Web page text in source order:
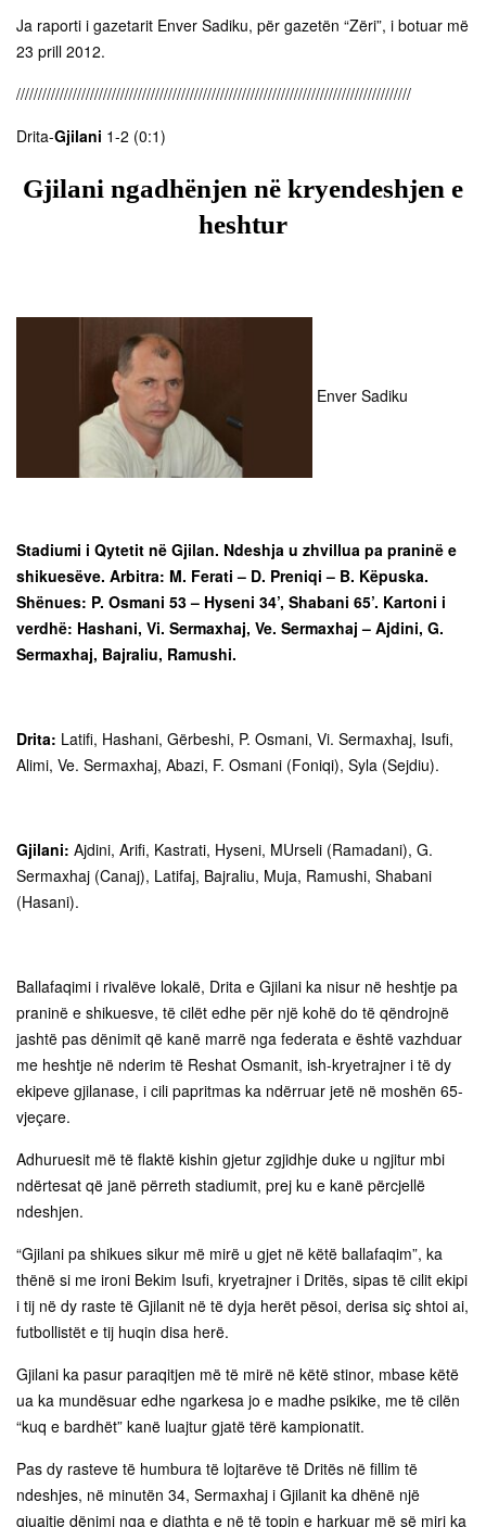
Ja raporti i gazetarit Enver Sadiku, për gazetën “Zëri”, i botuar më
23 prill 2012.
///////////////////////////////////////////////////////////////////////////////////////////
Drita-Gjilani 1-2 (0:1)
Gjilani ngadhënjen në kryendeshjen e
heshtur
Enver Sadiku
Stadiumi i Qytetit në Gjilan. Ndeshja u zhvillua pa praninë e
shikuesëve. Arbitra: M. Ferati – D. Preniqi – B. Këpuska.
Shënues: P. Osmani 53 – Hyseni 34’, Shabani 65’. Kartoni i
verdhë: Hashani, Vi. Sermaxhaj, Ve. Sermaxhaj – Ajdini, G.
Sermaxhaj, Bajraliu, Ramushi.
Drita: Latifi, Hashani, Gërbeshi, P. Osmani, Vi. Sermaxhaj, Isufi,
Alimi, Ve. Sermaxhaj, Abazi, F. Osmani (Foniqi), Syla (Sejdiu).
Gjilani: Ajdini, Arifi, Kastrati, Hyseni, MUrseli (Ramadani), G.
Sermaxhaj (Canaj), Latifaj, Bajraliu, Muja, Ramushi, Shabani
(Hasani).
Ballafaqimi i rivalëve lokalë, Drita e Gjilani ka nisur në heshtje pa
praninë e shikuesve, të cilët edhe për një kohë do të qëndrojnë
jashtë pas dënimit që kanë marrë nga federata e është vazhduar
me heshtje në nderim të Reshat Osmanit, ish-kryetrajner i të dy
ekipeve gjilanase, i cili papritmas ka ndërruar jetë në moshën 65-
vjeçare.
Adhuruesit më të flaktë kishin gjetur zgjidhje duke u ngjitur mbi
ndërtesat që janë përreth stadiumit, prej ku e kanë përcjellë
ndeshjen.
“Gjilani pa shikues sikur më mirë u gjet në këtë ballafaqim”, ka
thënë si me ironi Bekim Isufi, kryetrajner i Dritës, sipas të cilit ekipi
i tij në dy raste të Gjilanit në të dyja herët pësoi, derisa siç shtoi ai,
futbollistët e tij huqin disa herë.
Gjilani ka pasur paraqitjen më të mirë në këtë stinor, mbase këtë
ua ka mundësuar edhe ngarkesa jo e madhe psikike, me të cilën
“kuq e bardhët” kanë luajtur gjatë tërë kampionatit.
Pas dy rasteve të humbura të lojtarëve të Dritës në fillim të
ndeshjes, në minutën 34, Sermaxhaj i Gjilanit ka dhënë një
gjuajtje dënimi nga e djathta e në të topin e harkuar më së miri ka